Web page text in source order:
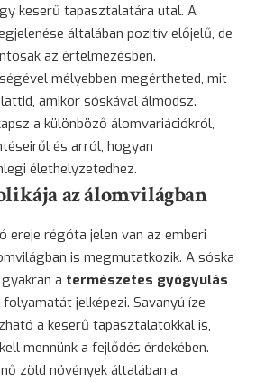
keserű tapasztalatára utal. A
általában pozitív előjelű, de
az értelmezésben.
mélyebben megértheted, mit
amikor sóskával álmodsz.
a különböző álomvariációkról,
és arról, hogyan
élethelyzetedhez.
az álomvilágban
régóta jelen van az emberi
is megmutatkozik. A sóska
a természetes gyógyulás
folyamatát jelképezi. Savanyú íze
a keserű tapasztalatokkal is,
mennünk a fejlődés érdekében.
zöld növények általában a